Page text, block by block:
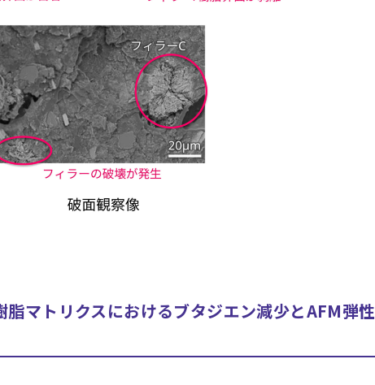
脂マトリクスにおけるブタジエン減少とAFM弾性